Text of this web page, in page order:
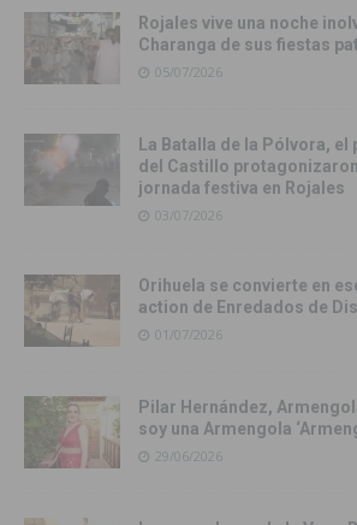
Rojales vive una noche
Charanga de sus fiestas
05/07/2026
La Batalla de la Pólvora, el
del Castillo
jornada festiva en Rojales
03/07/2026
Orihuela se convierte en
action de Enredados de
01/07/2026
Pilar Hernández,
soy una Armengola
29/06/2026